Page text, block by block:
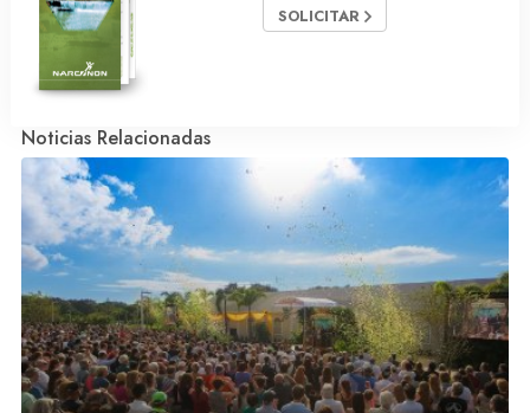
SOLICITAR
Noticias Relacionadas